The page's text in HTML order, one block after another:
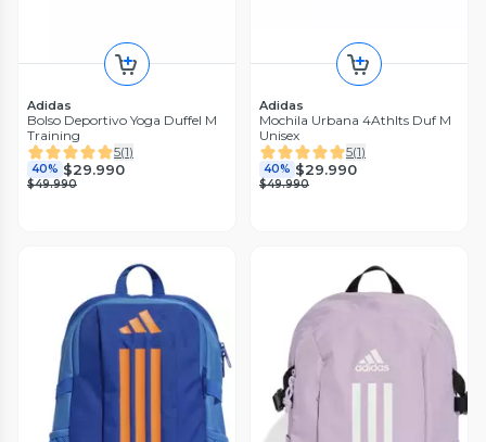
Adidas
Bolso Deportivo Yoga Duffel M
Training
5(1)
40% $29.990
$49.990
Adidas
Mochila Urbana 4Athlts Duf M
Unisex
5(1)
40% $29.990
$49.990